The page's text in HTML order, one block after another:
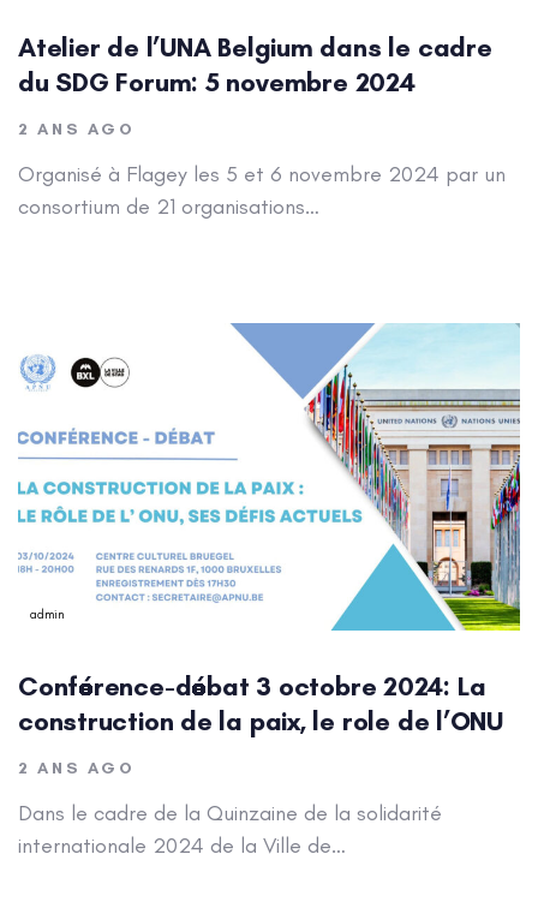
Atelier de l’UNA Belgium dans le cadre
du SDG Forum: 5 novembre 2024
2 ANS AGO
Organisé à Flagey les 5 et 6 novembre 2024 par un
consortium de 21 organisations…
admin
Conférence-débat 3 octobre 2024: La
construction de la paix, le role de l’ONU
2 ANS AGO
Dans le cadre de la Quinzaine de la solidarité
internationale 2024 de la Ville de…